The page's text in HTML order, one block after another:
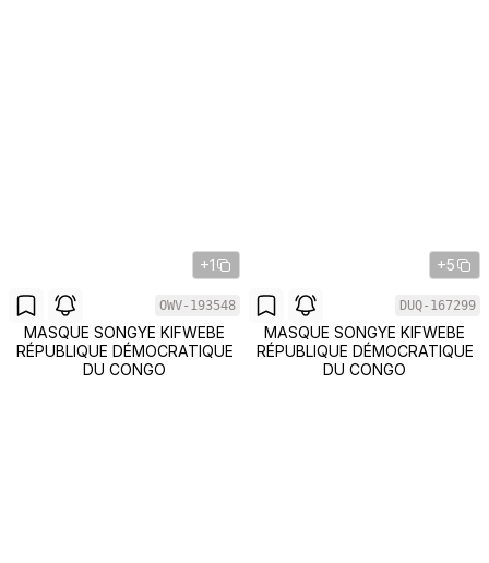
+1
OWV-193548
MASQUE SONGYE KIFWEBE
RÉPUBLIQUE DÉMOCRATIQUE
DU CONGO
+5
DUQ-167299
MASQUE SONGYE KIFWEBE
RÉPUBLIQUE DÉMOCRATIQUE
DU CONGO